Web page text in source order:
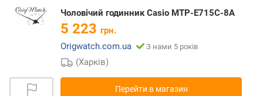
Чоловічий годинник Casio MTP-E715C-8A
5 223 грн.
Origwatch.com.ua
З нами 5 років
(Харків)
Перейти в магазин